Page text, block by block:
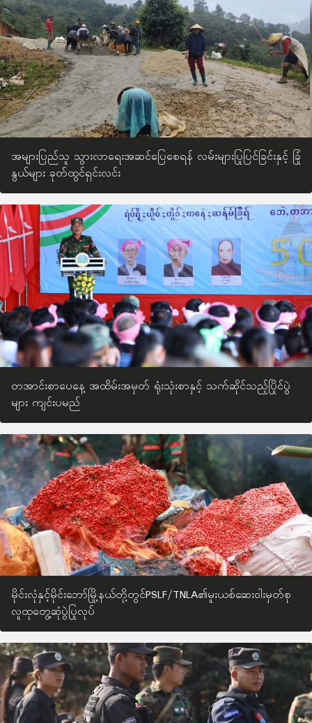
အများပြည်သူ သွားလာရေးအဆင်ပြေစေရန် လမ်းများပြုပြင်ခြင်းနှင့် ခြုံ
နွယ်များ ခုတ်ထွင်ရှင်းလင်း
တအာင်းစာပေနေ့ အထိမ်းအမှတ် ရုံးသုံးစာနှင့် သက်ဆိုင်သည့်ပြိုင်ပွဲ
များ ကျင်းပမည်
မိုင်းလုံနှင့်မိုင်းဘော်မြို့နယ်တို့တွင်PSLF/TNLA၏မူးယစ်ဆေးဝါးမှတ်စု
လူထုတွေ့ဆုံပွဲပြုလုပ်